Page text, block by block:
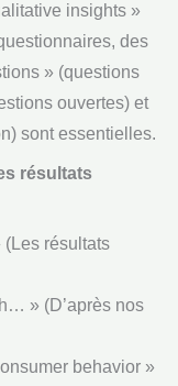
insights »
des
» (questions
ouvertes) et
sont essentielles.
résultats
résultats
» (D’après nos
behavior »